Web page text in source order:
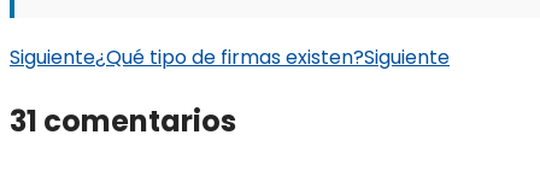
Siguiente¿Qué tipo de firmas existen?Siguiente
31 comentarios